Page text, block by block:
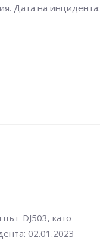
Дата на инцидента:
DJ503, като
02.01.2023